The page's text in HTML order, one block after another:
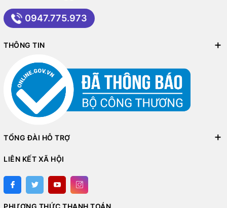
0947.775.973
THÔNG TIN
TỔNG ĐÀI HỖ TRỢ
LIÊN KẾT XÃ HỘI
PHƯƠNG THỨC THANH TOÁN